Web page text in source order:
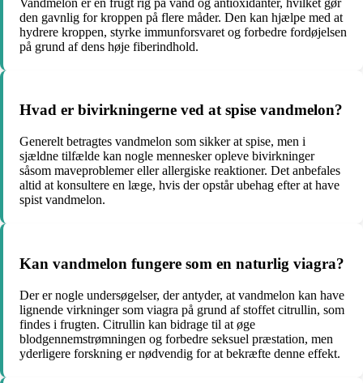
den gavnlig for kroppen på flere måder. Den kan hjælpe med at
hydrere kroppen, styrke immunforsvaret og forbedre fordøjelsen
på grund af dens høje fiberindhold.
Hvad er bivirkningerne ved at spise vandmelon?
Generelt betragtes vandmelon som sikker at spise, men i
sjældne tilfælde kan nogle mennesker opleve bivirkninger
såsom maveproblemer eller allergiske reaktioner. Det anbefales
altid at konsultere en læge, hvis der opstår ubehag efter at have
spist vandmelon.
Kan vandmelon fungere som en naturlig viagra?
Der er nogle undersøgelser, der antyder, at vandmelon kan have
lignende virkninger som viagra på grund af stoffet citrullin, som
findes i frugten. Citrullin kan bidrage til at øge
blodgennemstrømningen og forbedre seksuel præstation, men
yderligere forskning er nødvendig for at bekræfte denne effekt.